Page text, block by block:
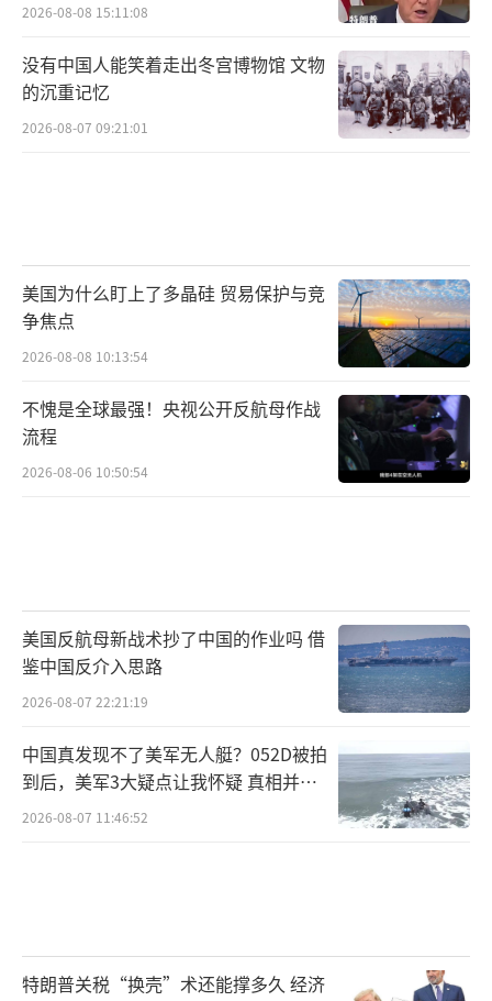
2026-08-08 15:11:08
没有中国人能笑着走出冬宫博物馆 文物
的沉重记忆
2026-08-07 09:21:01
美国为什么盯上了多晶硅 贸易保护与竞
争焦点
2026-08-08 10:13:54
不愧是全球最强！央视公开反航母作战
流程
2026-08-06 10:50:54
美国反航母新战术抄了中国的作业吗 借
鉴中国反介入思路
2026-08-07 22:21:19
中国真发现不了美军无人艇？052D被拍
到后，美军3大疑点让我怀疑 真相并非
如此
2026-08-07 11:46:52
特朗普关税“换壳”术还能撑多久 经济